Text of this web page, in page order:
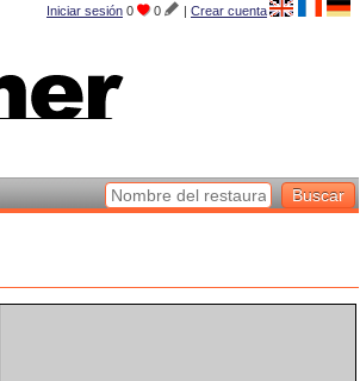
Iniciar sesión 0 0 | Crear cuenta